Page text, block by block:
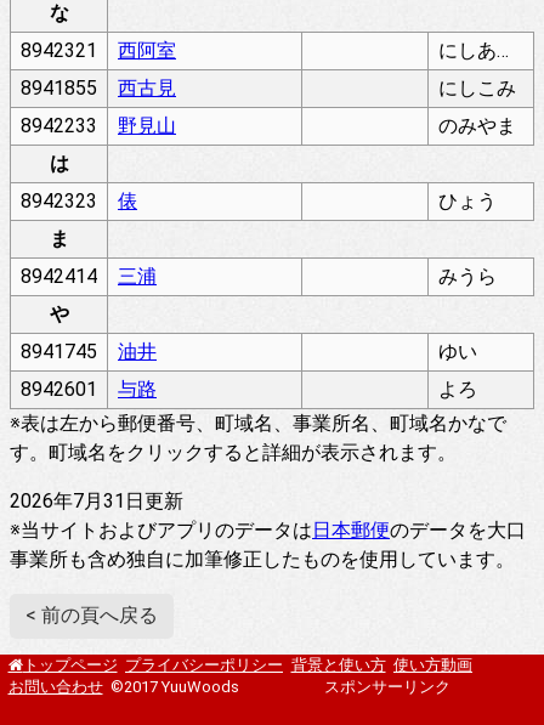
な
8942321
西阿室
にしあむろ
8941855
西古見
にしこみ
8942233
野見山
のみやま
は
8942323
俵
ひょう
ま
8942414
三浦
みうら
や
8941745
油井
ゆい
8942601
与路
よろ
※表は左から郵便番号、町域名、事業所名、町域名かなで
す。町域名をクリックすると詳細が表示されます。
2026年7月31日更新
※当サイトおよびアプリのデータは日本郵便のデータを大口
事業所も含め独自に加筆修正したものを使用しています。
< 前の頁へ戻る
トップページ プライバシーポリシー 背景と使い方 使い方動画
お問い合わせ ©2017 YuuWoods スポンサーリンク